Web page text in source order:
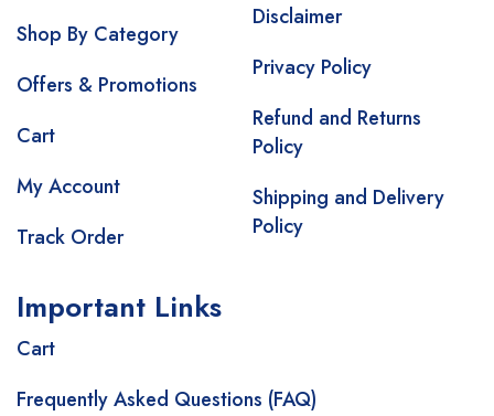
Shop By Category
Offers & Promotions
Cart
My Account
Track Order
Disclaimer
Privacy Policy
Refund and Returns
Policy
Shipping and Delivery
Policy
Important Links
Cart
Frequently Asked Questions (FAQ)